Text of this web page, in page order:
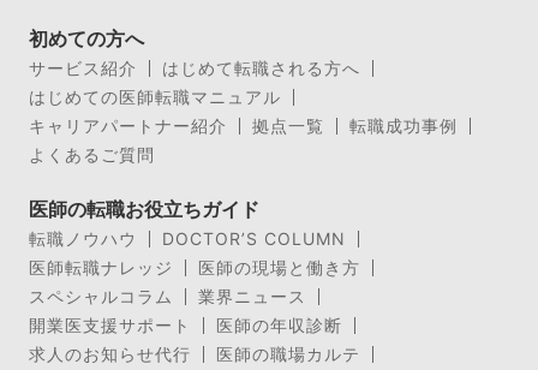
初めての方へ
サービス紹介
はじめて転職される方へ
はじめての医師転職マニュアル
キャリアパートナー紹介
拠点一覧
転職成功事例
よくあるご質問
医師の転職お役立ちガイド
転職ノウハウ
DOCTOR’S COLUMN
医師転職ナレッジ
医師の現場と働き方
スペシャルコラム
業界ニュース
開業医支援サポート
医師の年収診断
求人のお知らせ代行
医師の職場カルテ